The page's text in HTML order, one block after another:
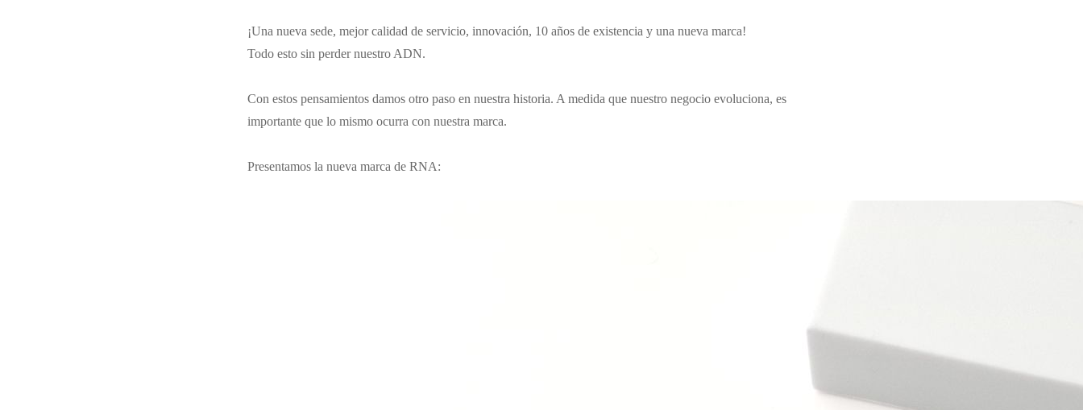
¡Una nueva sede, mejor calidad de servicio, innovación, 10 años de existencia y una nueva marca!
Todo esto sin perder nuestro ADN.
Con estos pensamientos damos otro paso en nuestra historia. A medida que nuestro negocio evoluciona, es
importante que lo mismo ocurra con nuestra marca.
Presentamos la nueva marca de RNA: